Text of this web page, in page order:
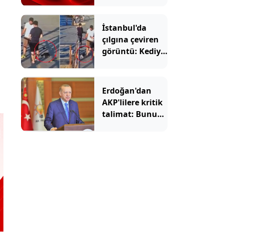
İstanbul'da
çılgına çeviren
görüntü: Kediyi
Erdoğan'dan
AKP'lilere kritik
talimat: Bunu